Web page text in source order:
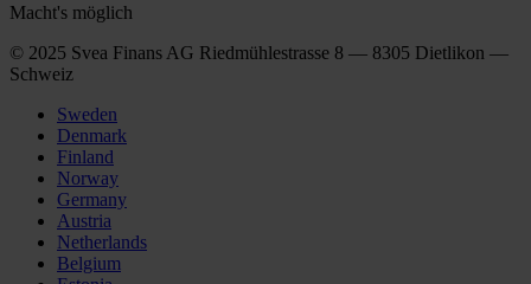
Macht's möglich
© 2025 Svea Finans AG Riedmühlestrasse 8 — 8305 Dietlikon —
Schweiz
Sweden
Denmark
Finland
Norway
Germany
Austria
Netherlands
Belgium